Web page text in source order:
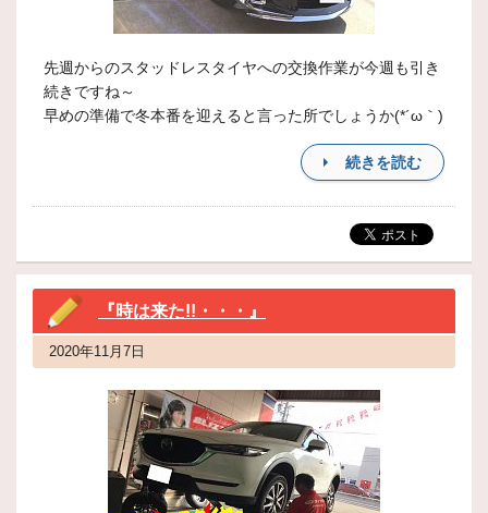
先週からのスタッドレスタイヤへの交換作業が今週も引き
続きですね～
早めの準備で冬本番を迎えると言った所でしょうか(*´ω｀)
続きを読む
『時は来た!!・・・』
2020年11月7日